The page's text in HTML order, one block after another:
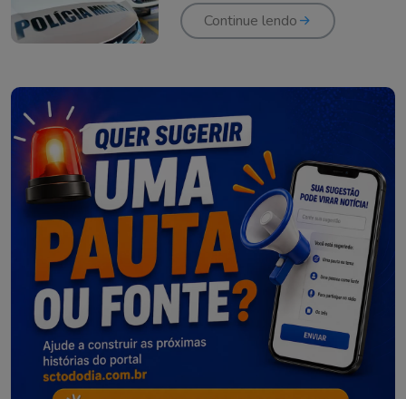
Continue lendo